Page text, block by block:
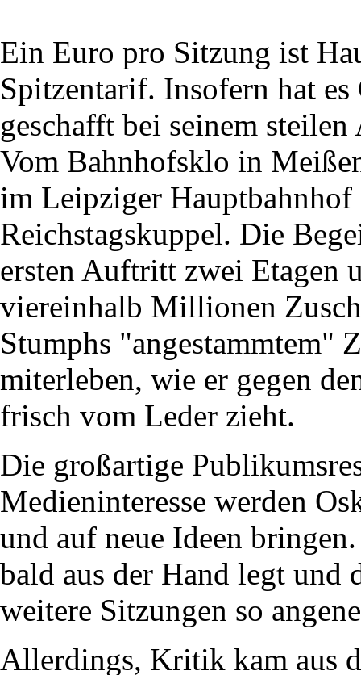
Ein Euro pro Sitzung ist
Spitzentarif. Insofern hat
geschafft bei seinem
Vom Bahnhofsklo in
im Leipziger
Reichstagskuppel. Die
ersten Auftritt zwei Etagen
viereinhalb Millionen
Stumphs "angestammtem"
miterleben, wie er gegen
frisch vom Leder zieht.
Die großartige
Medieninteresse werden
und auf neue Ideen
bald aus der Hand legt und
weitere Sitzungen so
Allerdings, Kritik kam aus